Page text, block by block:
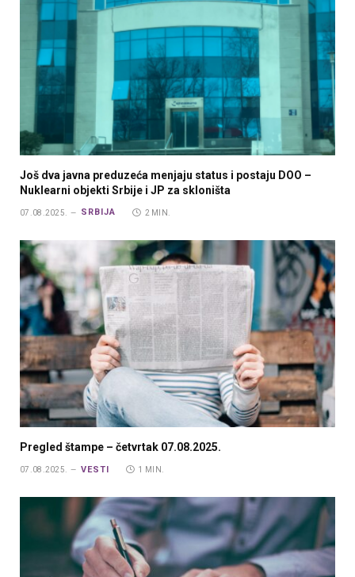
Još dva javna preduzeća menjaju status i postaju DOO –
Nuklearni objekti Srbije i JP za skloništa
07.08.2025. SRBIJA 2 MIN.
Pregled štampe – četvrtak 07.08.2025.
07.08.2025. VESTI 1 MIN.